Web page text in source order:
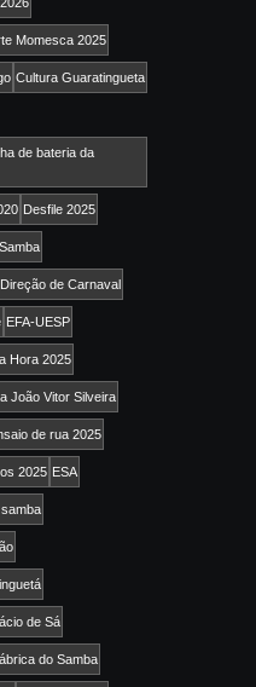
Momesca 2025
Cultura Guaratingueta
de bateria da
Desfile 2025
Direção de Carnaval
EFA-UESP
Hora 2025
João Vitor Silveira
de rua 2025
2025 ESA
de Sá
do Samba